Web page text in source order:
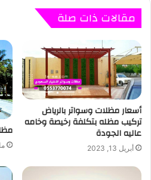
مقالات ذات صلة
أسعار مظلات وسواتر بالرياض
تركيب مظله بتكلفة رخيصة وخامه
عاليه الجودة
أبريل 13, 2023